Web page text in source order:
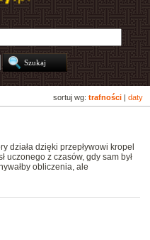
sortuj wg: trafności daty
działa dzięki przepływowi kropel
uczonego z czasów, gdy sam był
obliczenia, ale